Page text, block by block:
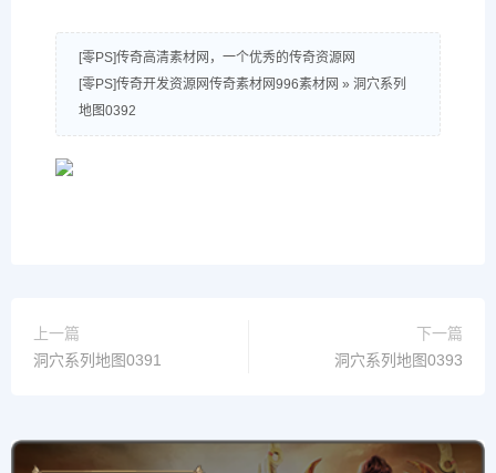
[零PS]传奇高清素材网，一个优秀的传奇资源网
[零PS]传奇开发资源网传奇素材网996素材网 » 洞穴系列
地图0392
上一篇
洞穴系列地图0391
下一篇
洞穴系列地图0393